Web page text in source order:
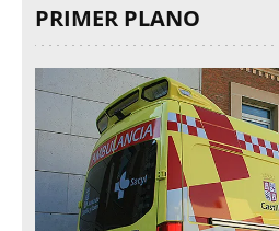
PRIMER PLANO